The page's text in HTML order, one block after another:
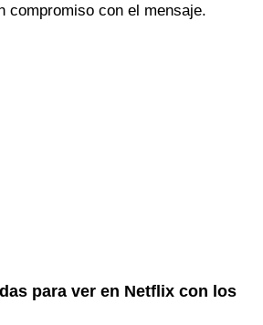
compromiso con el mensaje.
para ver en Netflix con los